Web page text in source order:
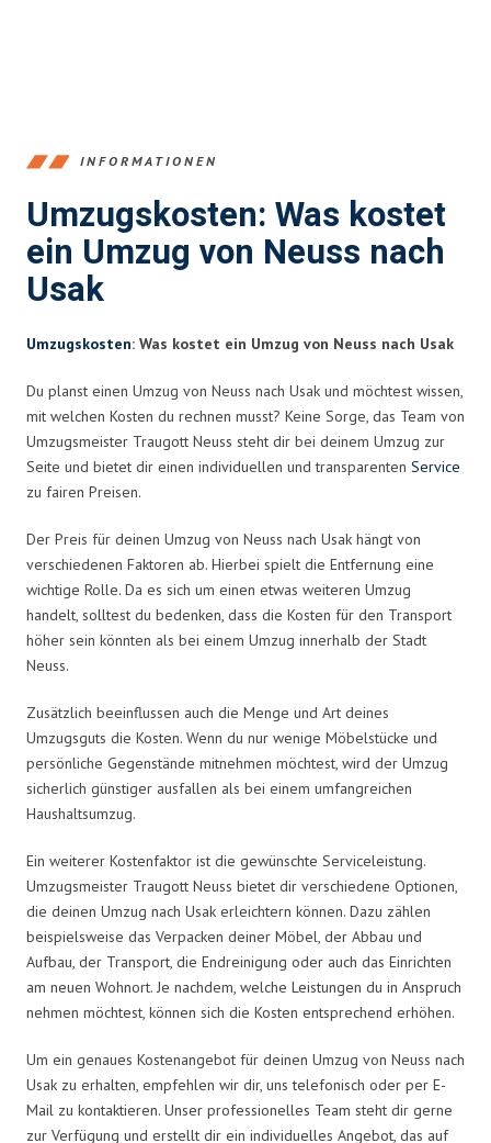
INFORMATIONEN
Umzugskosten: Was kostet
ein Umzug von Neuss nach
Usak
Umzugskosten: Was kostet ein Umzug von Neuss nach Usak
Du planst einen Umzug von Neuss nach Usak und möchtest wissen,
mit welchen Kosten du rechnen musst? Keine Sorge, das Team von
Umzugsmeister Traugott Neuss steht dir bei deinem Umzug zur
Seite und bietet dir einen individuellen und transparenten Service
zu fairen Preisen.
Der Preis für deinen Umzug von Neuss nach Usak hängt von
verschiedenen Faktoren ab. Hierbei spielt die Entfernung eine
wichtige Rolle. Da es sich um einen etwas weiteren Umzug
handelt, solltest du bedenken, dass die Kosten für den Transport
höher sein könnten als bei einem Umzug innerhalb der Stadt
Neuss.
Zusätzlich beeinflussen auch die Menge und Art deines
Umzugsguts die Kosten. Wenn du nur wenige Möbelstücke und
persönliche Gegenstände mitnehmen möchtest, wird der Umzug
sicherlich günstiger ausfallen als bei einem umfangreichen
Haushaltsumzug.
Ein weiterer Kostenfaktor ist die gewünschte Serviceleistung.
Umzugsmeister Traugott Neuss bietet dir verschiedene Optionen,
die deinen Umzug nach Usak erleichtern können. Dazu zählen
beispielsweise das Verpacken deiner Möbel, der Abbau und
Aufbau, der Transport, die Endreinigung oder auch das Einrichten
am neuen Wohnort. Je nachdem, welche Leistungen du in Anspruch
nehmen möchtest, können sich die Kosten entsprechend erhöhen.
Um ein genaues Kostenangebot für deinen Umzug von Neuss nach
Usak zu erhalten, empfehlen wir dir, uns telefonisch oder per E-
Mail zu kontaktieren. Unser professionelles Team steht dir gerne
zur Verfügung und erstellt dir ein individuelles Angebot, das auf